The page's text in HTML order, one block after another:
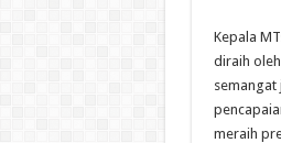
Kepala
diraih
semangat
meraih